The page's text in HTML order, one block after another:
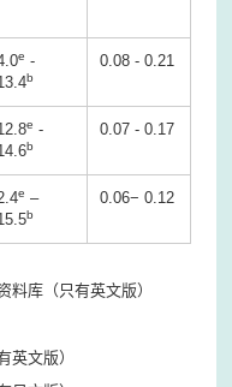
e -
b
0.08 - 0.21
e -
b
0.07 - 0.17
e –
b
0.06− 0.12
料库（只有英文版）
英文版）